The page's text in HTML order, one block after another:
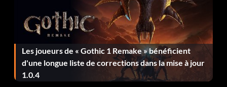
Les joueurs de « Gothic 1 Remake » bénéficient
d'une longue liste de corrections dans la mise à jour
1.0.4